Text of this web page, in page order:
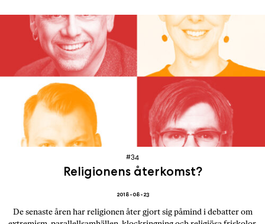
2018-08-23
Religionens återkomst?
#34
De senaste åren har religionen åter gjort sig påmind i debatter om